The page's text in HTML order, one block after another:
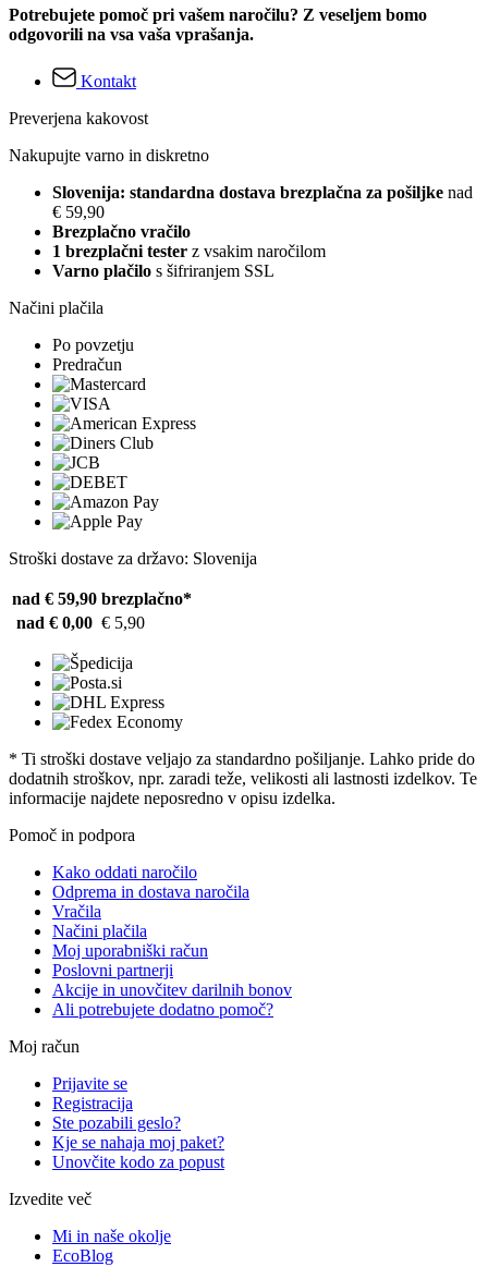
Potrebujete pomoč pri vašem naročilu? Z veseljem bomo
odgovorili na vsa vaša vprašanja.
Kontakt
Preverjena kakovost
Nakupujte varno in diskretno
Slovenija: standardna dostava brezplačna za pošiljke nad
€ 59,90
Brezplačno vračilo
1 brezplačni tester z vsakim naročilom
Varno plačilo s šifriranjem SSL
Načini plačila
Po povzetju
Predračun
Stroški dostave za državo: Slovenija
nad € 59,90 brezplačno*
nad € 0,00 € 5,90
* Ti stroški dostave veljajo za standardno pošiljanje. Lahko pride do
dodatnih stroškov, npr. zaradi teže, velikosti ali lastnosti izdelkov. Te
informacije najdete neposredno v opisu izdelka.
Pomoč in podpora
Kako oddati naročilo
Odprema in dostava naročila
Vračila
Načini plačila
Moj uporabniški račun
Poslovni partnerji
Akcije in unovčitev darilnih bonov
Ali potrebujete dodatno pomoč?
Moj račun
Prijavite se
Registracija
Ste pozabili geslo?
Kje se nahaja moj paket?
Unovčite kodo za popust
Izvedite več
Mi in naše okolje
EcoBlog